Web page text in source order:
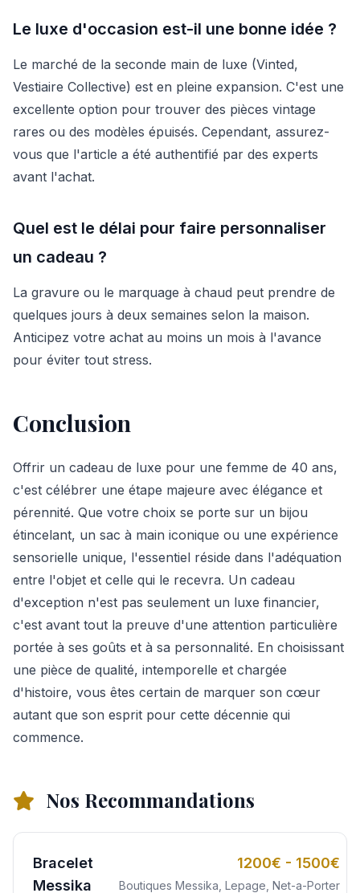
Le luxe d'occasion est-il une bonne idée ?
Le marché de la seconde main de luxe (Vinted,
Vestiaire Collective) est en pleine expansion. C'est une
excellente option pour trouver des pièces vintage
rares ou des modèles épuisés. Cependant, assurez-
vous que l'article a été authentifié par des experts
avant l'achat.
Quel est le délai pour faire personnaliser
un cadeau ?
La gravure ou le marquage à chaud peut prendre de
quelques jours à deux semaines selon la maison.
Anticipez votre achat au moins un mois à l'avance
pour éviter tout stress.
Conclusion
Offrir un cadeau de luxe pour une femme de 40 ans,
c'est célébrer une étape majeure avec élégance et
pérennité. Que votre choix se porte sur un bijou
étincelant, un sac à main iconique ou une expérience
sensorielle unique, l'essentiel réside dans l'adéquation
entre l'objet et celle qui le recevra. Un cadeau
d'exception n'est pas seulement un luxe financier,
c'est avant tout la preuve d'une attention particulière
portée à ses goûts et à sa personnalité. En choisissant
une pièce de qualité, intemporelle et chargée
d'histoire, vous êtes certain de marquer son cœur
autant que son esprit pour cette décennie qui
commence.
Nos Recommandations
Bracelet
Messika
1200€ - 1500€
Boutiques Messika, Lepage, Net-a-Porter